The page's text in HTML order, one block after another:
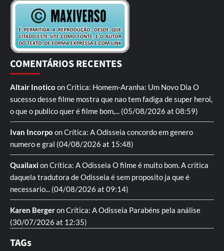
COMENTÁRIOS RECENTES
Altair Inotico onCrítica: Homem-Aranha: Um Novo Dia O
sucesso desse filme mostra que nao tem fadiga de super heroi,
o que o publico quer é filme bom,... (05/08/2026 at 08:59)
Ivan Incorpo onCrítica: A Odisseia concordo em genero
numero e gral (04/08/2026 at 15:48)
QuailaxionCrítica: A Odisseia O filme é muito bom. A critica
daquela tradutora de Odisseia é sem proposito ja que é
necessario... (04/08/2026 at 09:14)
Karen BergeronCrítica: A Odisseia Parabéns pela análise
(30/07/2026 at 12:35)
TAGs